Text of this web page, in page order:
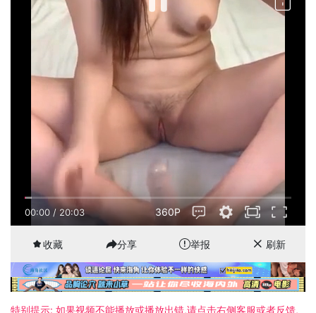
00:01/ 20:03 360P
收藏 分享 举报 刷新
特别提示: 如果视频不能播放或播放出错,请点击右侧客服或者反馈,